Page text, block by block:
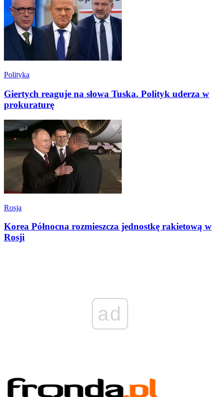
Polityka
Giertych reaguje na słowa Tuska. Polityk uderza w
prokuraturę
Rosja
Korea Północna rozmieszcza jednostkę rakietową w
Rosji
ad